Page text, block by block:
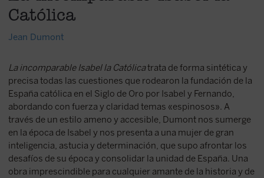
Católica
Jean Dumont
La incomparable Isabel la Católicatrata de forma sintética y
precisa todas las cuestiones que rodearon la fundación de la
España católica en el Siglo de Oro por Isabel y Fernando,
abordando con fuerza y claridad temas «espinosos». A
través de un estilo ameno y accesible, Dumont nos sumerge
en la época de Isabel y nos presenta a una mujer de gran
inteligencia, astucia y determinación, que supo afrontar los
desafíos de su época y consolidar la unidad de España. Una
obra imprescindible para cualquier amante de la historia y de